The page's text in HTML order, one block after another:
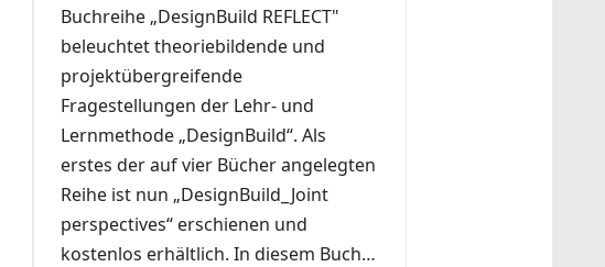
Buchreihe „DesignBuild REFLECT"
beleuchtet theoriebildende und
projektübergreifende
Fragestellungen der Lehr- und
Lernmethode „DesignBuild“. Als
erstes der auf vier Bücher angelegten
Reihe ist nun „DesignBuild_Joint
perspectives“ erschienen und
kostenlos erhältlich. In diesem Buch…